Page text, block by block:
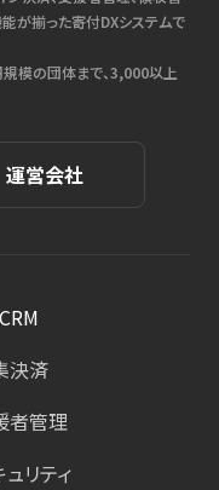
が揃った寄付DXシステムで
模の団体まで、3,000以上
運営会社
決済
者管理
リティ